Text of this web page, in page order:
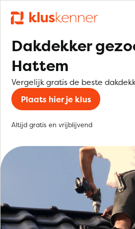
Dakdekker
Hattem
Vergelijk gratis de beste
Plaats hier je klus
Altijd gratis en vrijblijvend